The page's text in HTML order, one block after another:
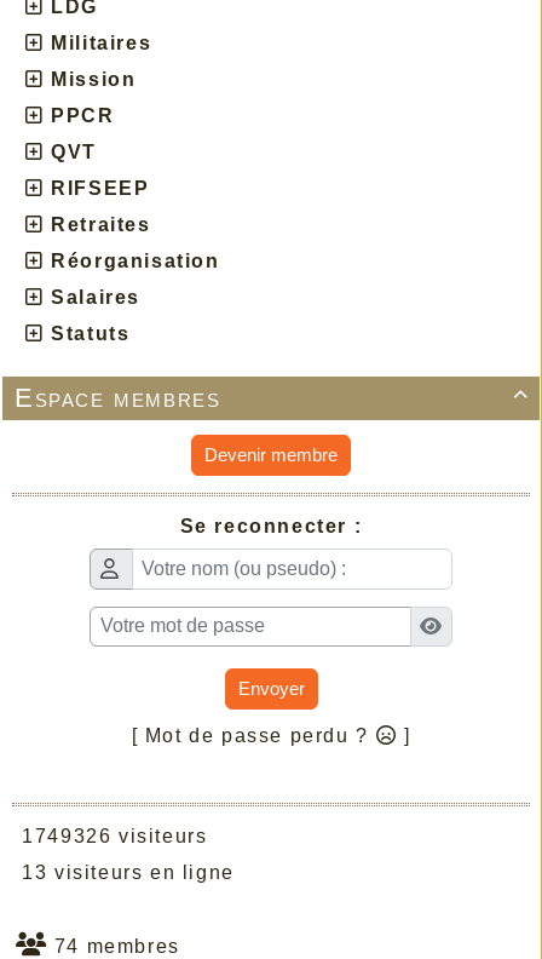
LDG
Militaires
Mission
PPCR
QVT
RIFSEEP
Retraites
Réorganisation
Salaires
Statuts

Espace membres
Devenir membre
Se reconnecter :
Envoyer
[ Mot de passe perdu ? ]
1749326 visiteurs
13 visiteurs en ligne
74 membres